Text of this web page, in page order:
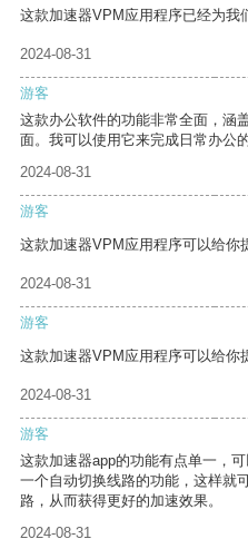
这款加速器VPM应用程序已经为我
2024-08-31
游客
这款办公软件的功能非常全面，涵
面。我可以使用它来完成日常办公
2024-08-31
游客
这款加速器VPM应用程序可以给你
2024-08-31
游客
这款加速器VPM应用程序可以给你
2024-08-31
游客
这款加速器app的功能有点单一，
一个自动切换线路的功能，这样就
路，从而获得更好的加速效果。
2024-08-31